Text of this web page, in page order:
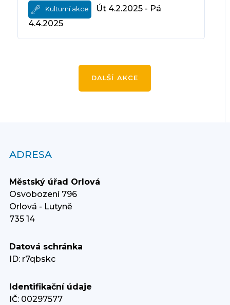
Kulturní akce
Út 4.2.2025 - Pá
4.4.2025
DALŠÍ AKCE
ADRESA
Městský úřad Orlová
Osvobození 796
Orlová - Lutyně
735 14
Datová schránka
ID: r7qbskc
Identifikační údaje
IČ: 00297577